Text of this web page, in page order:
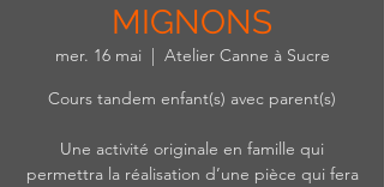
MIGNONS
mer. 16 mai
  |
Atelier Canne à Sucre
Cours tandem enfant(s) avec parent(s)
Une activité originale en famille qui
permettra la réalisation d’une pièce qui fera